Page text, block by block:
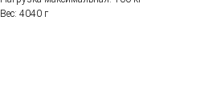
Вес: 4040 г